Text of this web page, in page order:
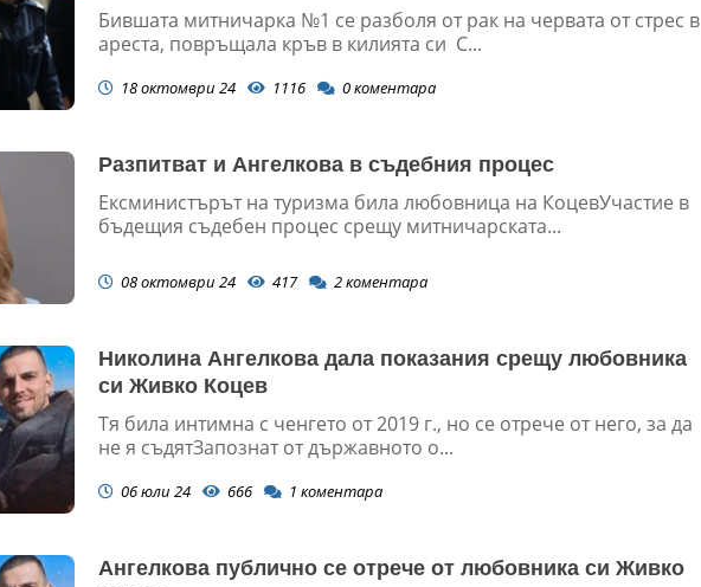
Бившата митничарка №1 се разболя от рак на червата от стрес в
ареста, повръщала кръв в килията си С...
18 октомври 24 1116 0коментара
Разпитват и Ангелкова в съдебния процес
Ексминистърът на туризма била любовница на КоцевУчастие в
бъдещия съдебен процес срещу митничарската...
08 октомври 24 417 2коментара
Николина Ангелкова дала показания срещу любовника
си Живко Коцев
Тя била интимна с ченгето от 2019 г., но се отрече от него, за да
не я съдятЗапознат от държавното о...
06 юли 24 666 1 коментара
Ангелкова публично се отрече от любовника си Живко